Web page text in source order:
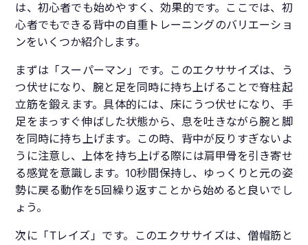
は、初心者でも始めやすく、効果的です。ここでは、初
心者でもできる背中の自重トレーニングのバリエーショ
ンをいくつか紹介します。
まずは「スーパーマン」です。このエクササイズは、う
つ伏せになり、腕と足を同時に持ち上げることで脊柱起
立筋を鍛えます。具体的には、床にうつ伏せになり、手
足をまっすぐ伸ばした状態から、息を吐きながら腕と脚
を同時に持ち上げます。この時、背中が反りすぎないよ
うに注意し、上体を持ち上げる際には肩甲骨を引き寄せ
る感覚を意識します。10秒間保持し、ゆっくりと元の姿
勢に戻る動作を5回繰り返すことから始めると良いでし
ょう。
次に「Tレイズ」です。このエクササイズは、僧帽筋と